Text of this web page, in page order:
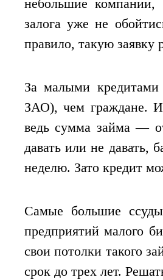
небольшие компании,
залога уже не
правило, такую заявку
За малыми
ЗАО), чем граждане. И
ведь сумма займа —
давать или не давать,
неделю. Зато кредит
Самые большие
предприятий малого
свои потолки такого
срок до трех лет.